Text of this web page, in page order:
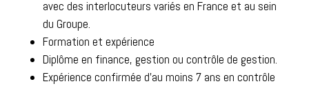
avec des interlocuteurs variés en France et au sein
du Groupe.
Formation et expérience
Diplôme en finance, gestion ou contrôle de gestion.
Expérience confirmée d’au moins 7 ans en contrôle